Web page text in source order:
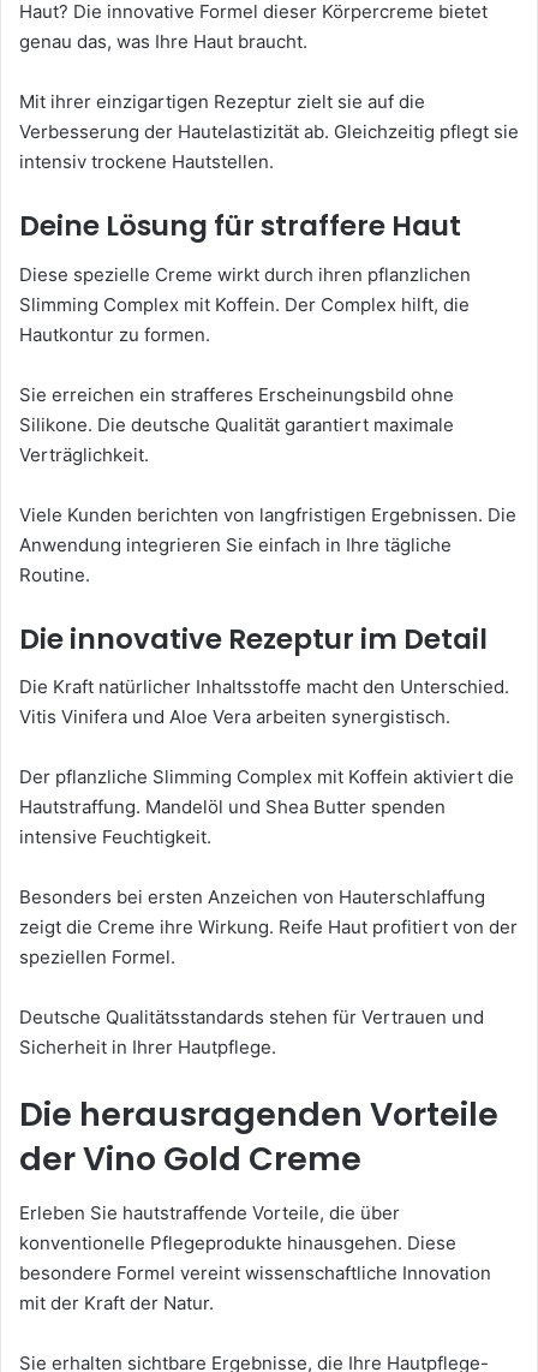
Haut? Die innovative Formel dieser Körpercreme bietet
genau das, was Ihre Haut braucht.
Mit ihrer einzigartigen Rezeptur zielt sie auf die
Verbesserung der Hautelastizität ab. Gleichzeitig pflegt sie
intensiv trockene Hautstellen.
Deine Lösung für straffere Haut
Diese spezielle Creme wirkt durch ihren pflanzlichen
Slimming Complex mit Koffein. Der Complex hilft, die
Hautkontur zu formen.
Sie erreichen ein strafferes Erscheinungsbild ohne
Silikone. Die deutsche Qualität garantiert maximale
Verträglichkeit.
Viele Kunden berichten von langfristigen Ergebnissen. Die
Anwendung integrieren Sie einfach in Ihre tägliche
Routine.
Die innovative Rezeptur im Detail
Die Kraft natürlicher Inhaltsstoffe macht den Unterschied.
Vitis Vinifera und Aloe Vera arbeiten synergistisch.
Der pflanzliche Slimming Complex mit Koffein aktiviert die
Hautstraffung. Mandelöl und Shea Butter spenden
intensive Feuchtigkeit.
Besonders bei ersten Anzeichen von Hauterschlaffung
zeigt die Creme ihre Wirkung. Reife Haut profitiert von der
speziellen Formel.
Deutsche Qualitätsstandards stehen für Vertrauen und
Sicherheit in Ihrer Hautpflege.
Die herausragenden Vorteile
der Vino Gold Creme
Erleben Sie hautstraffende Vorteile, die über
konventionelle Pflegeprodukte hinausgehen. Diese
besondere Formel vereint wissenschaftliche Innovation
mit der Kraft der Natur.
Sie erhalten sichtbare Ergebnisse, die Ihre Hautpflege-